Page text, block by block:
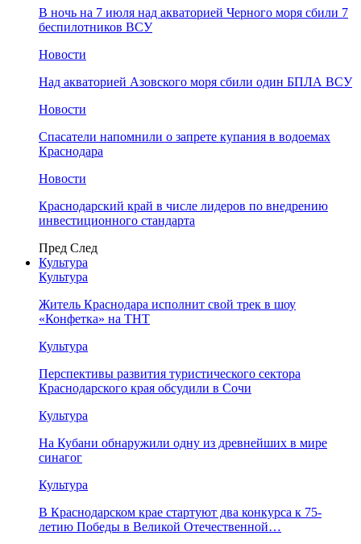
В ночь на 7 июля над акваторией Черного моря сбили 7
беспилотников ВСУ
Новости
Над акваторией Азовского моря сбили один БПЛА ВСУ
Новости
Спасатели напомнили о запрете купания в водоемах
Краснодара
Новости
Краснодарский край в числе лидеров по внедрению
инвестиционного стандарта
Пред След
Культура
Культура
Житель Краснодара исполнит свой трек в шоу
«Конфетка» на ТНТ
Культура
Перспективы развития туристического сектора
Краснодарского края обсудили в Сочи
Культура
На Кубани обнаружили одну из древнейших в мире
синагог
Культура
В Краснодарском крае стартуют два конкурса к 75-
летию Победы в Великой Отечественной…